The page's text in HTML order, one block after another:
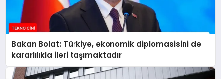
Bakan Bolat: Türkiye, ekonomik diplomasisini de
kararlılıkla ileri taşımaktadır